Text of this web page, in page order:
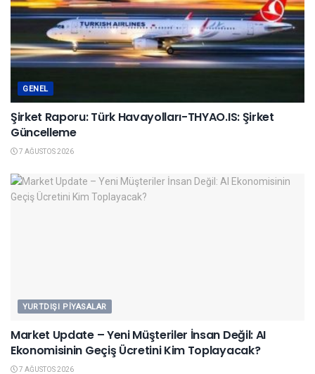
GENEL
Şirket Raporu: Türk Havayolları-THYAO.IS: Şirket
Güncelleme
7 AĞUSTOS 2026
YURTDIŞI PIYASALAR
Market Update – Yeni Müşteriler İnsan Değil: AI
Ekonomisinin Geçiş Ücretini Kim Toplayacak?
7 AĞUSTOS 2026